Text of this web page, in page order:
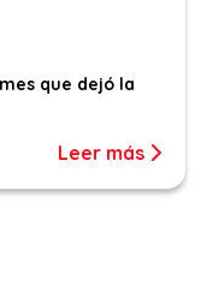
que dejó la
Leer más